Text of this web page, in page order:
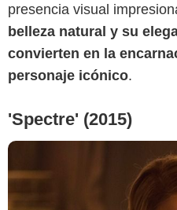
presencia visual
belleza natural y su
convierten en la
personaje icónico.
'Spectre' (2015)